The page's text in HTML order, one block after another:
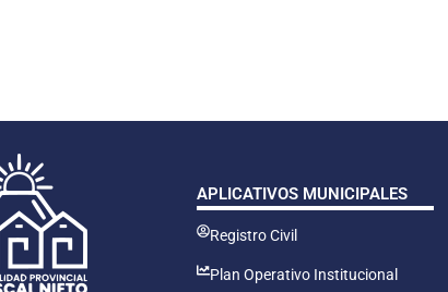
APLICATIVOS MUNICIPALES
Registro Civil
Plan Operativo Institucional